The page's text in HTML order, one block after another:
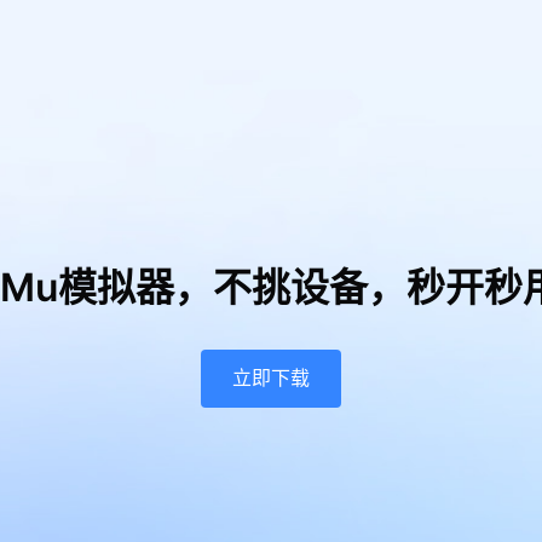
模拟器， 不挑设备，秒开秒
立即下载